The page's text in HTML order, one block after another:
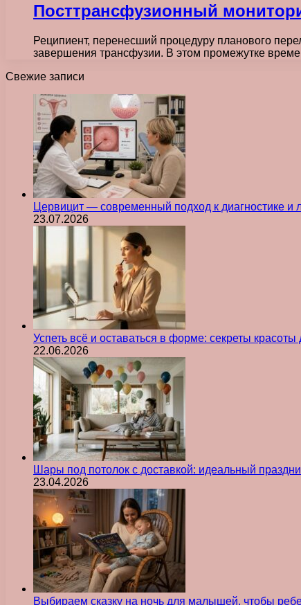
Посттрансфузионный
Реципиент, перенесший процедуру планового
завершения трансфузии. В этом промежутке
Свежие записи
Цервицит — современный подход к диагностике и
23.07.2026
Успеть всё и оставаться в форме: секреты красоты
22.06.2026
Шары под потолок с доставкой: идеальный
23.04.2026
Выбираем сказку на ночь для малышей, чтобы